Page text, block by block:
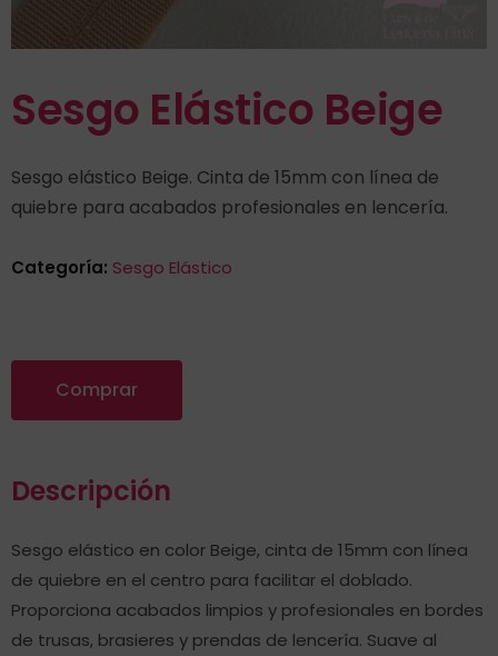
Sesgo Elástico Beige
Sesgo elástico Beige. Cinta de 15mm con línea de
quiebre para acabados profesionales en lencería.
Categoría: Sesgo Elástico
Comprar
Descripción
Sesgo elástico en color Beige, cinta de 15mm con línea
de quiebre en el centro para facilitar el doblado.
Proporciona acabados limpios y profesionales en bordes
de trusas, brasieres y prendas de lencería. Suave al